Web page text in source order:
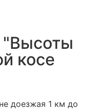
"Высоты
косе
доезжая 1 км до